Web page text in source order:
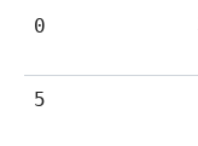
0
5